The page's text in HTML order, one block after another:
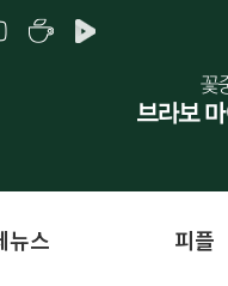
뉴스 피플